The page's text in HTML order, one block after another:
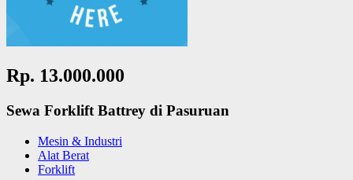
Rp. 13.000.000
Sewa Forklift Battrey di Pasuruan
Mesin & Industri
Alat Berat
Forklift